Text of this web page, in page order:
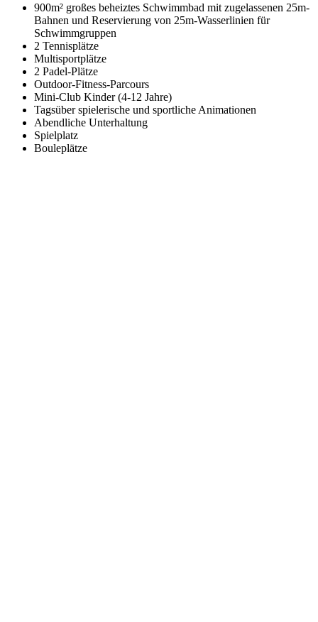
900m² großes beheiztes Schwimmbad mit zugelassenen 25m-
Bahnen und Reservierung von 25m-Wasserlinien für
Schwimmgruppen
2 Tennisplätze
Multisportplätze
2 Padel-Plätze
Outdoor-Fitness-Parcours
Mini-Club Kinder (4-12 Jahre)
Tagsüber spielerische und sportliche Animationen
Abendliche Unterhaltung
Spielplatz
Bouleplätze